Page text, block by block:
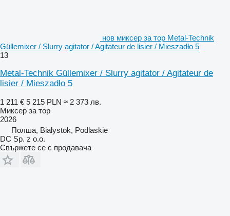
нов миксер за тор Metal-Technik
Güllemixer / Slurry agitator / Agitateur de lisier / Mieszadło 5
13
Metal-Technik Güllemixer / Slurry agitator / Agitateur de
lisier / Mieszadło 5
1 211 € 5 215 PLN ≈ 2 373 лв.
Миксер за тор
2026
Полша, Bialystok, Podlaskie
DC Sp. z o.o.
Свържете се с продавача